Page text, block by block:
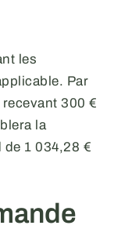
les
Par
300 €
la
1 034,28 €